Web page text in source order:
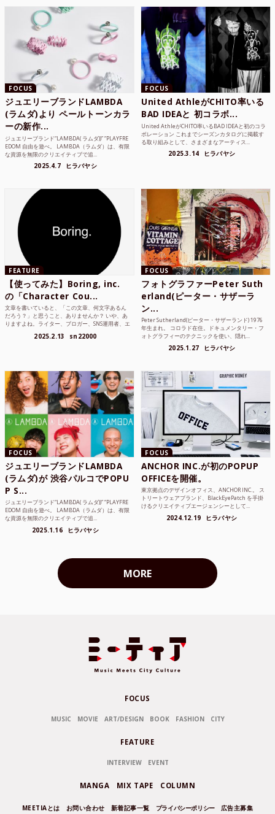
FOCUS
ジュエリーブランドLAMBDA
(ラムダ)より ペールトーンカラ
ーの新作...
ジュエリーブランド“LAMBDA( ラムダ))” “PLAYFRE
EDOM 自由を遊べ。 LAMBDA（ラムダ）は、有限
な資源を無限のクリエイティブで追...
2025.4.7 ヒラバヤシ
FOCUS
United AthleがCHITO率いる
BAD IDEAと 初コラボ...
United AthleがCHITO率いるBAD IDEAと初のコラ
ボレーション これまでシーズンカタログに掲載す
る取り組みとして、さまざまなアーティス...
2025.3.14 ヒラバヤシ
FEATURE
【使ってみた】Boring, inc.
の「Character Cou...
文章を書いていると、「この文章、何文字あるん
だろう？」と思うこと、ありませんか？ いや、あ
りますよね。ライター、ブロガー、SNS運用者、エ
2025.2.13 sn22000
FOCUS
フォトグラファーPeter Suth
erland(ピーター・サザーラ
ン...
Peter Sutherland(ピーター・サザーランド) 1976
年生まれ。 コロラド在住。ドキュメンタリー・フ
ォトグラフィーのテクニックを使い、隠れ...
2025.1.27 ヒラバヤシ
FOCUS
ジュエリーブランドLAMBDA
(ラムダ)が 渋谷パルコでPOPU
P S...
ジュエリーブランド“LAMBDA( ラムダ))” “PLAYFRE
EDOM 自由を遊べ。 LAMBDA（ラムダ）は、有限
な資源を無限のクリエイティブで追...
2025.1.16 ヒラバヤシ
FOCUS
ANCHOR INC.が初のPOPUP
OFFICEを開催。
東京拠点のデザインオフィス、ANCHOR INC.。 ス
トリートウェアブランド、BlackEyePatch を手掛
けるクリエイティブエージェンシーとして...
2024.12.19 ヒラバヤシ
MORE
FOCUS
MUSIC MOVIE ART/DESIGN BOOK FASHION CITY
FEATURE
INTERVIEW EVENT
MANGA MIX TAPE COLUMN
MEETIAとは お問い合わせ 新着記事一覧 プライバシーポリシー 広告主募集